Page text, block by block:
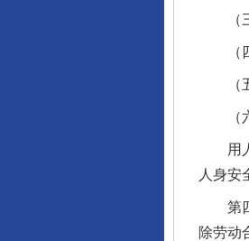
（三
（四
（五
（六
用人
人身安
第四
除劳动